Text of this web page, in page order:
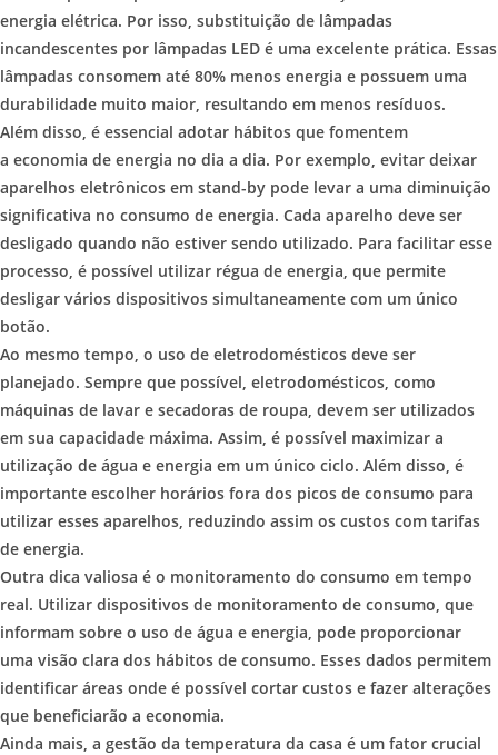
energia elétrica. Por isso, substituição de lâmpadas
incandescentes por lâmpadas LED é uma excelente prática. Essas
lâmpadas consomem até 80% menos energia e possuem uma
durabilidade muito maior, resultando em menos resíduos.
Além disso, é essencial adotar hábitos que fomentem
a economia de energia no dia a dia. Por exemplo, evitar deixar
aparelhos eletrônicos em stand-by pode levar a uma diminuição
significativa no consumo de energia. Cada aparelho deve ser
desligado quando não estiver sendo utilizado. Para facilitar esse
processo, é possível utilizar régua de energia, que permite
desligar vários dispositivos simultaneamente com um único
botão.
Ao mesmo tempo, o uso de eletrodomésticos deve ser
planejado. Sempre que possível, eletrodomésticos, como
máquinas de lavar e secadoras de roupa, devem ser utilizados
em sua capacidade máxima. Assim, é possível maximizar a
utilização de água e energia em um único ciclo. Além disso, é
importante escolher horários fora dos picos de consumo para
utilizar esses aparelhos, reduzindo assim os custos com tarifas
de energia.
Outra dica valiosa é o monitoramento do consumo em tempo
real. Utilizar dispositivos de monitoramento de consumo, que
informam sobre o uso de água e energia, pode proporcionar
uma visão clara dos hábitos de consumo. Esses dados permitem
identificar áreas onde é possível cortar custos e fazer alterações
que beneficiarão a economia.
Ainda mais, a gestão da temperatura da casa é um fator crucial